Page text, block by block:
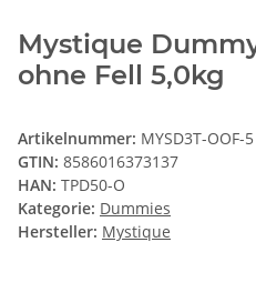
Mystique
ohne Fell 5,0kg
Artikelnummer: MYSD3T-OOF-5
GTIN: 8586016373137
HAN: TPD50-O
Kategorie: Dummies
Hersteller: Mystique